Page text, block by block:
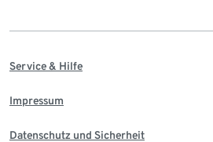
Service & Hilfe
Impressum
Datenschutz und Sicherheit